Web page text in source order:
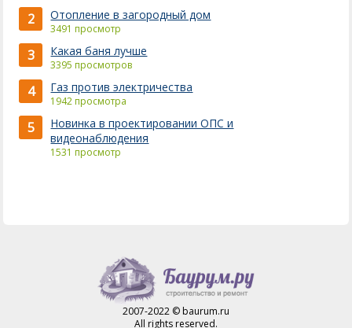
2 Отопление в загородный дом
3491 просмотр
3 Какая баня лучше
3395 просмотров
4 Газ против электричества
1942 просмотра
5
Новинка в проектировании ОПС и
видеонаблюдения
1531 просмотр
2007-2022 © baurum.ru
All rights reserved.